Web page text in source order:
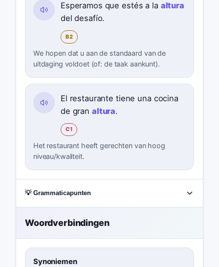
Esperamos que estés a la altura
del desafío.
B2
We hopen dat u aan de standaard van de
uitdaging voldoet (of: de taak aankunt).
El restaurante tiene una cocina
de gran altura.
C1
Het restaurant heeft gerechten van hoog
niveau/kwaliteit.
💡 Grammaticapunten
Woordverbindingen
Synoniemen